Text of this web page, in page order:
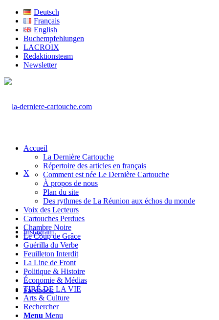
Deutsch
Français
English
Buchempfehlungen
LACROIX
Redaktionsteam
Newsletter
X
Instagram
Facebook
Accueil
La Dernière Cartouche
Répertoire des articles en français
Comment est née Le Dernière Cartouche
À propos de nous
Plan du site
Des rythmes de La Réunion aux échos du monde
Voix des Lecteurs
Cartouches Perdues
Chambre Noire
Le Coup de Grâce
Guérilla du Verbe
Feuilleton Interdit
La Line de Front
Politique & Histoire
Économie & Médias
TIRÉ DE LA VIE
Arts & Culture
Rechercher
Menu Menu